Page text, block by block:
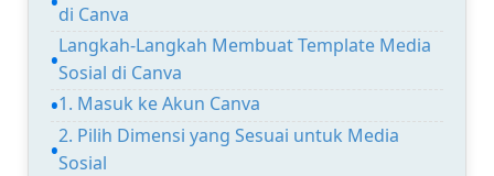
di Canva
Langkah-Langkah Membuat Template Media
Sosial di Canva
1. Masuk ke Akun Canva
2. Pilih Dimensi yang Sesuai untuk Media
Sosial